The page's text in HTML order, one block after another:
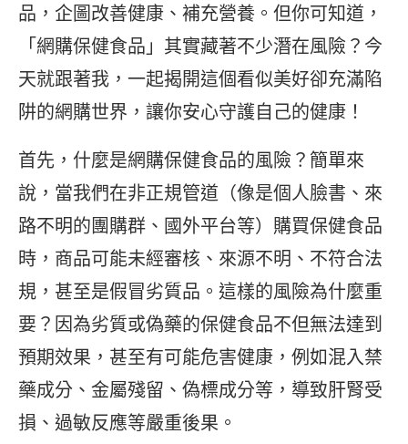
品，企圖改善健康、補充營養。但你可知道，
「網購保健食品」其實藏著不少潛在風險？今
天就跟著我，一起揭開這個看似美好卻充滿陷
阱的網購世界，讓你安心守護自己的健康！
首先，什麼是網購保健食品的風險？簡單來
說，當我們在非正規管道（像是個人臉書、來
路不明的團購群、國外平台等）購買保健食品
時，商品可能未經審核、來源不明、不符合法
規，甚至是假冒劣質品。這樣的風險為什麼重
要？因為劣質或偽藥的保健食品不但無法達到
預期效果，甚至有可能危害健康，例如混入禁
藥成分、金屬殘留、偽標成分等，導致肝腎受
損、過敏反應等嚴重後果。